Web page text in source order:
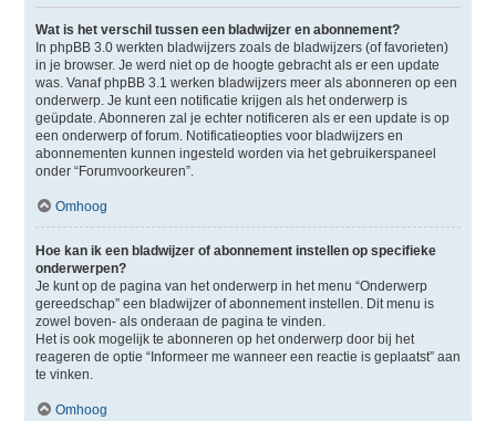
Wat is het verschil tussen een bladwijzer en abonnement?
In phpBB 3.0 werkten bladwijzers zoals de bladwijzers (of favorieten)
in je browser. Je werd niet op de hoogte gebracht als er een update
was. Vanaf phpBB 3.1 werken bladwijzers meer als abonneren op een
onderwerp. Je kunt een notificatie krijgen als het onderwerp is
geüpdate. Abonneren zal je echter notificeren als er een update is op
een onderwerp of forum. Notificatieopties voor bladwijzers en
abonnementen kunnen ingesteld worden via het gebruikerspaneel
onder “Forumvoorkeuren”.
Omhoog
Hoe kan ik een bladwijzer of abonnement instellen op specifieke
onderwerpen?
Je kunt op de pagina van het onderwerp in het menu “Onderwerp
gereedschap” een bladwijzer of abonnement instellen. Dit menu is
zowel boven- als onderaan de pagina te vinden.
Het is ook mogelijk te abonneren op het onderwerp door bij het
reageren de optie “Informeer me wanneer een reactie is geplaatst” aan
te vinken.
Omhoog